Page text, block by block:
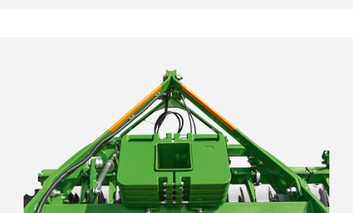
umgeschraubt. Somit kann für jeden Traktor
die passende Anhängung ausgewählt werden,
egal ob Unterlenkeranhängungen Kat. 2, 3, 3N,
4N, verschiedene Zugösen oder die
Zugkugelkupplung K80.